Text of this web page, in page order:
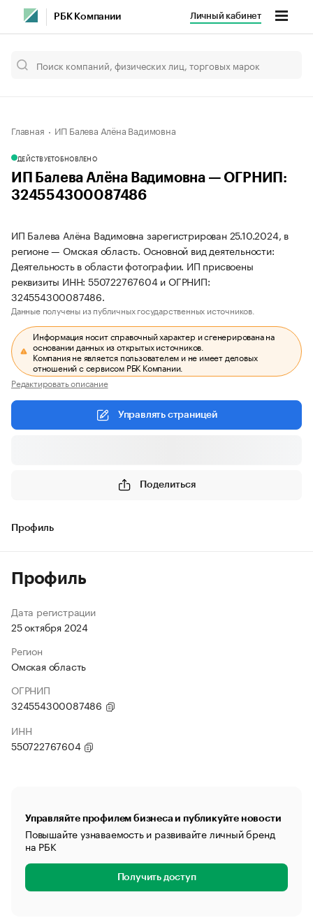
РБК Компании Личный кабинет
Главная ИП Балева Алёна Вадимовна
ДЕЙСТВУЕТОБНОВЛЕНО
ИП Балева Алёна Вадимовна — ОГРНИП:
324554300087486
ИП Балева Алёна Вадимовна зарегистрирован 25.10.2024, в
регионе — Омская область. Основной вид деятельности:
Деятельность в области фотографии. ИП присвоены
реквизиты ИНН: 550722767604 и ОГРНИП:
324554300087486.
Данные получены из публичных государственных источников.
Информация носит справочный характер и сгенерирована на
основании данных из открытых источников.
Компания не является пользователем и не имеет деловых
отношений с сервисом РБК Компании.
Редактировать описание
Управлять страницей
Поделиться
Профиль
Профиль
Дата регистрации
25 октября 2024
Регион
Омская область
ОГРНИП
324554300087486
ИНН
550722767604
Управляйте профилем бизнеса и публикуйте новости
Повышайте узнаваемость и развивайте личный бренд
на РБК
Получить доступ